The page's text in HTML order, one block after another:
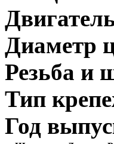
Диаметр
Резьба и
Тип
Год